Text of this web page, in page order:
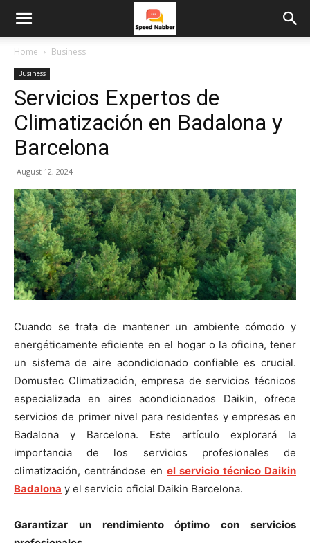
Home Business
Business
Servicios Expertos de
Climatización en Badalona y
Barcelona
August 12, 2024
Cuando se trata de mantener un ambiente cómodo y
energéticamente eficiente en el hogar o la oficina, tener
un sistema de aire acondicionado confiable es crucial.
Domustec Climatización, empresa de servicios técnicos
especializada en aires acondicionados Daikin, ofrece
servicios de primer nivel para residentes y empresas en
Badalona y Barcelona. Este artículo explorará la
importancia de los servicios profesionales de
climatización, centrándose en el servicio técnico Daikin
Badalona y el servicio oficial Daikin Barcelona.
Garantizar un rendimiento óptimo con servicios